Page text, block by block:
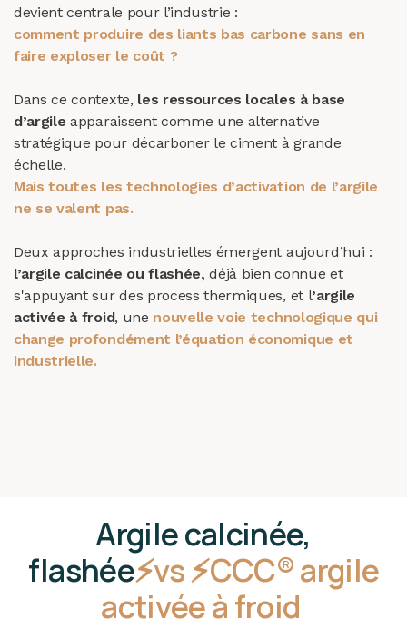
devient centrale pour l’industrie :
comment produire des liants bas carbone sans en
faire exploser le coût ?
Dans ce contexte, les ressources locales à base
d’argileapparaissent comme une alternative
stratégique pour décarboner le ciment à grande
échelle.
Mais toutes les technologies d’activation de l’argile
ne se valent pas.
Deux approches industrielles émergent aujourd’hui :
l’argile calcinée ou flashée, déjà bien connue et
s'appuyant sur des process thermiques, et l’argile
activée à froid, une nouvelle voie technologique qui
change profondément l’équation économique et
industrielle.
Argile calcinée,
flashée⚡vs ⚡CCC® argile
activée à froid